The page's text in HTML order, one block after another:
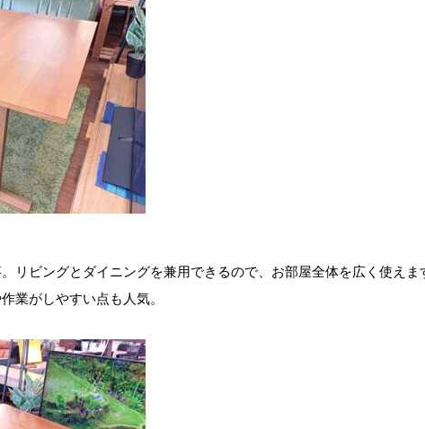
リビングとダイニングを兼用できるので、お部屋全体を広く使え
業がしやすい点も人気。